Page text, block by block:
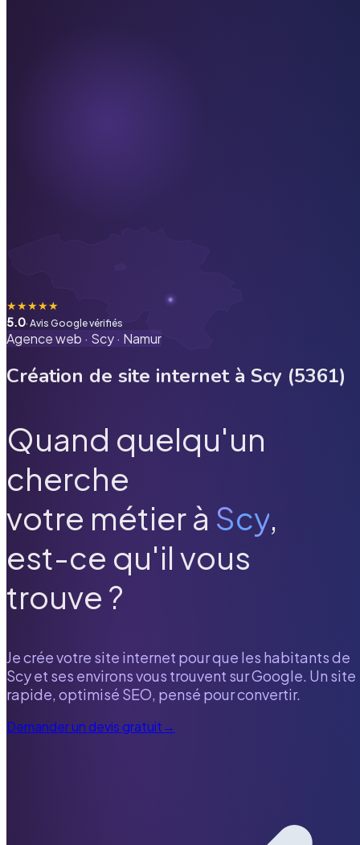
★★★★★
5.0· Avis Google vérifiés
Agence web · Scy· Namur
Création de site internet à Scy (5361)
Quand quelqu'un
cherche
votre métier à Scy,
est-ce qu'il vous
trouve ?
Je crée votre site internet pour que les habitants de
Scyet ses environs vous trouvent sur Google. Un site
rapide, optimisé SEO, pensé pour convertir.
Demander un devis gratuit→